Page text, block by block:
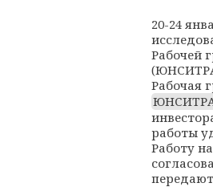
20-24
Рабочей
Рабочая
работы
Работу